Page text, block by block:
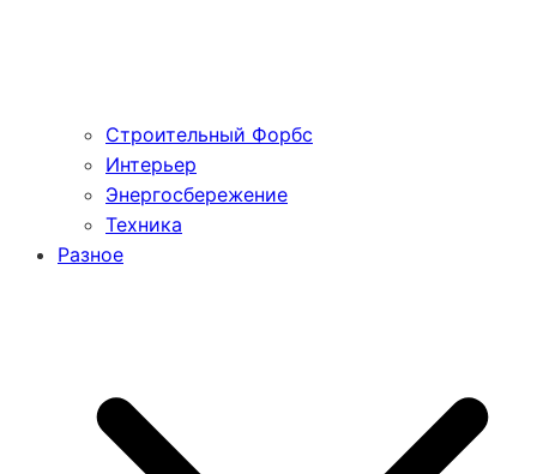
Строительный Форбс
Интерьер
Энергосбережение
Техника
Разное